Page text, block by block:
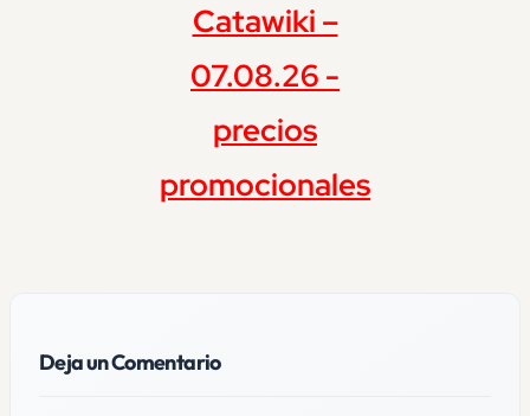
Catawiki –
07.08.26 -
precios
promocionales
Deja un Comentario